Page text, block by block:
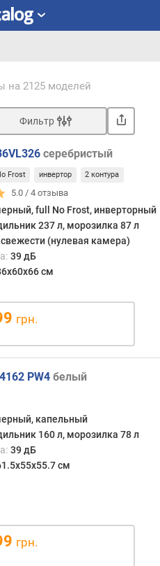
на 2125 моделей
Фильтр
серебристый
Frost инвертор 2 контура
5.0 /4 отзыва
full No Frost, инверторный
237 л, морозилка 87 л
(нулевая камера)
39 дБ
см
грн.
PW4 белый
капельный
160 л, морозилка 78 л
39 дБ
см
грн.